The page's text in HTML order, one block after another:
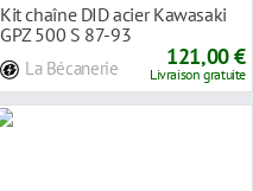
Kit chaîne DID acier Kawasaki
GPZ 500 S 87-93
La Bécanerie 121,00 €
Livraison gratuite